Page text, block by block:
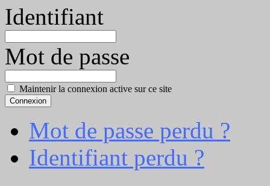
Identifiant
Mot de passe
Maintenir la connexion active sur ce site
Mot de passe perdu ?
Identifiant perdu ?